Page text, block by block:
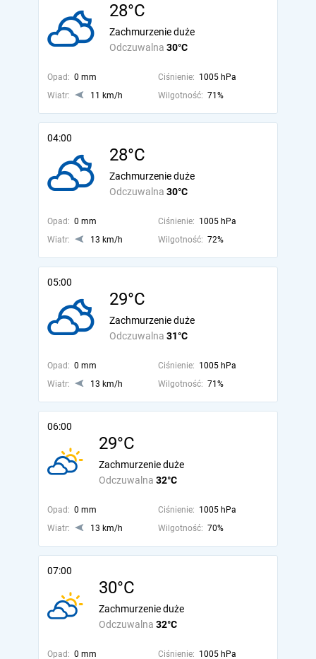
28°C
Odczuwalna 30°C
Zachmurzenie duże
Opad: 0 mm Ciśnienie: 1005 hPa
Wiatr:
11 km/h Wilgotność: 71%
04:00
28°C
Odczuwalna 30°C
Zachmurzenie duże
Opad: 0 mm Ciśnienie: 1005 hPa
Wiatr:
13 km/h Wilgotność: 72%
05:00
29°C
Odczuwalna 31°C
Zachmurzenie duże
Opad: 0 mm Ciśnienie: 1005 hPa
Wiatr:
13 km/h Wilgotność: 71%
06:00
29°C
Odczuwalna 32°C
Zachmurzenie duże
Opad: 0 mm Ciśnienie: 1005 hPa
Wiatr:
13 km/h Wilgotność: 70%
07:00
30°C
Odczuwalna 32°C
Zachmurzenie duże
Opad: 0 mm Ciśnienie: 1005 hPa